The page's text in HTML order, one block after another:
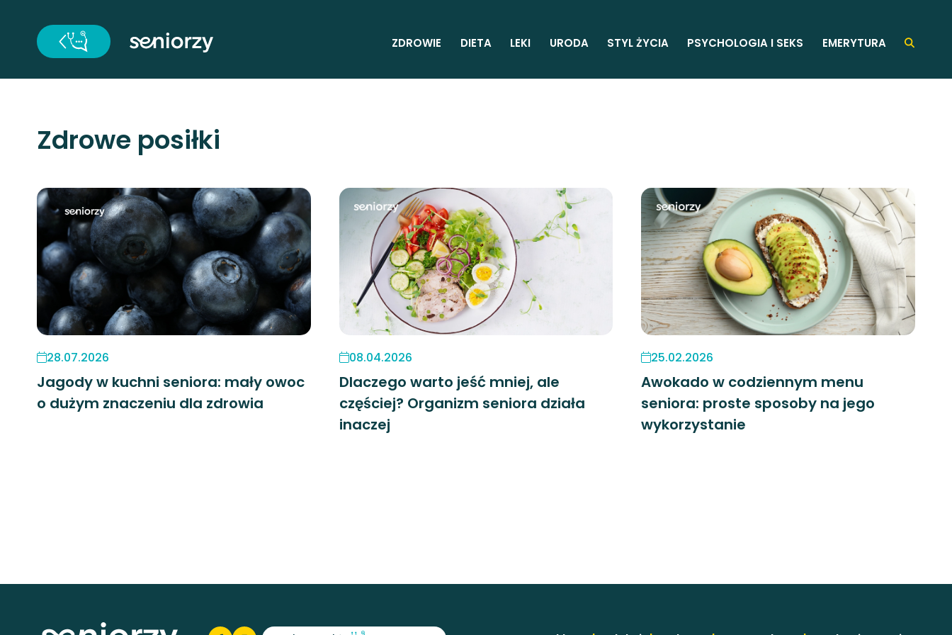
ZDROWIE DIETA LEKI URODA STYL ŻYCIA PSYCHOLOGIA I SEKS EMERYTURA
Zdrowe posiłki
28.07.2026
Jagody w kuchni seniora: mały owoc
o dużym znaczeniu dla zdrowia
08.04.2026
Dlaczego warto jeść mniej, ale
częściej? Organizm seniora działa
inaczej
25.02.2026
Awokado w codziennym menu
seniora: proste sposoby na jego
wykorzystanie